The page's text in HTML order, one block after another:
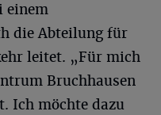
einem
die Abteilung für
leitet. „Für mich
Bruchhausen
Ich möchte dazu